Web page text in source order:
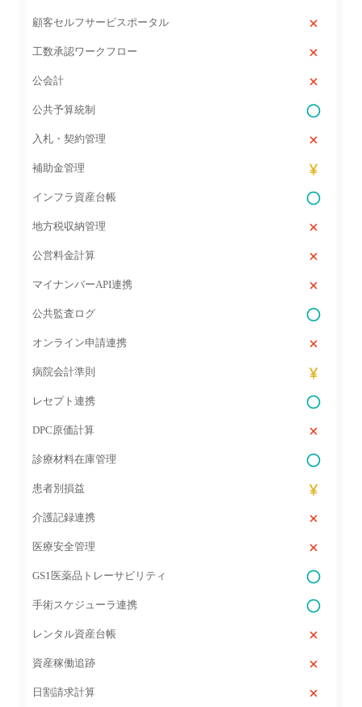
顧客セルフサービスポータル
工数承認ワークフロー
公会計
公共予算統制
入札・契約管理
補助金管理
インフラ資産台帳
地方税収納管理
公営料金計算
マイナンバーAPI連携
公共監査ログ
オンライン申請連携
病院会計準則
レセプト連携
DPC原価計算
診療材料在庫管理
患者別損益
介護記録連携
医療安全管理
GS1医薬品トレーサビリティ
手術スケジューラ連携
レンタル資産台帳
資産稼働追跡
日割請求計算